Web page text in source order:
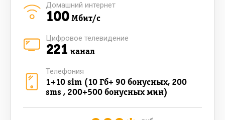
100Мбит/с
Домашний интернет
221 канал
Цифровое телевидение
1+10 sim (10 Гб+ 90 бонусных, 200
sms , 200+500 бонусных мин)
Телефония